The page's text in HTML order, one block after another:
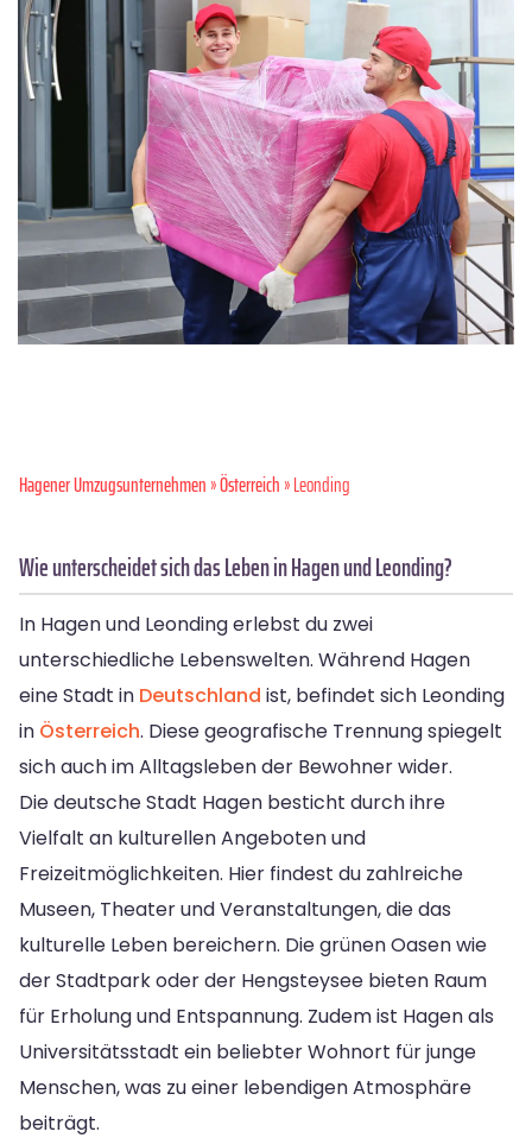
Hagener Umzugsunternehmen»Österreich» Leonding
Wie unterscheidet sich das Leben in Hagen und Leonding?
In Hagen und Leonding erlebst du zwei
unterschiedliche Lebenswelten. Während Hagen
eine Stadt in Deutschland ist, befindet sich Leonding
in Österreich. Diese geografische Trennung spiegelt
sich auch im Alltagsleben der Bewohner wider.
Die deutsche Stadt Hagen besticht durch ihre
Vielfalt an kulturellen Angeboten und
Freizeitmöglichkeiten. Hier findest du zahlreiche
Museen, Theater und Veranstaltungen, die das
kulturelle Leben bereichern. Die grünen Oasen wie
der Stadtpark oder der Hengsteysee bieten Raum
für Erholung und Entspannung. Zudem ist Hagen als
Universitätsstadt ein beliebter Wohnort für junge
Menschen, was zu einer lebendigen Atmosphäre
beiträgt.